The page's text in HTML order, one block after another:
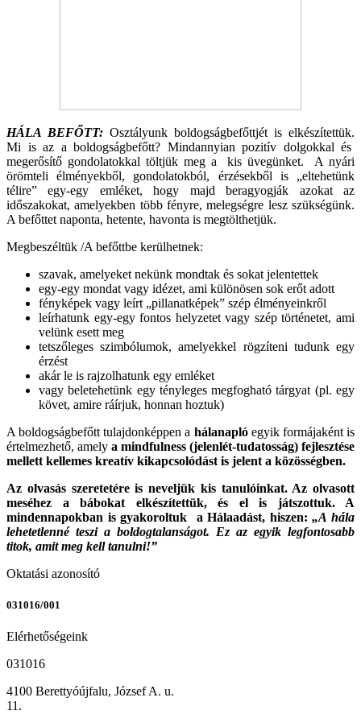
HÁLA BEFŐTT: Osztályunk boldogságbefőttjét is elkészítettük.
Mi is az a boldogságbefőtt? Mindannyian pozitív dolgokkal és
megerősítő gondolatokkal töltjük meg a kis üvegünket. A nyári
örömteli élményekből, gondolatokból, érzésekből is „eltehetünk
télire” egy-egy emléket, hogy majd beragyogják azokat az
időszakokat, amelyekben több fényre, melegségre lesz szükségünk.
A befőttet naponta, hetente, havonta is megtölthetjük.
Megbeszéltük /A befőttbe kerülhetnek:
szavak, amelyeket nekünk mondtak és sokat jelentettek
egy-egy mondat vagy idézet, ami különösen sok erőt adott
fényképek vagy leírt „pillanatképek” szép élményeinkről
leírhatunk egy-egy fontos helyzetet vagy szép történetet, ami
velünk esett meg
tetszőleges szimbólumok, amelyekkel rögzíteni tudunk egy
érzést
akár le is rajzolhatunk egy emléket
vagy beletehetünk egy tényleges megfogható tárgyat (pl. egy
követ, amire ráírjuk, honnan hoztuk)
A boldogságbefőtt tulajdonképpen a hálanapló egyik formájaként is
értelmezhető, amely a mindfulness (jelenlét-tudatosság) fejlesztése
mellett kellemes kreatív kikapcsolódást is jelent a közösségben.
Az olvasás szeretetére is neveljük kis tanulóinkat. Az olvasott
meséhez a bábokat elkészítettük, és el is játszottuk. A
mindennapokban is gyakoroltuk a Hálaadást, hiszen:„A hála
lehetetlenné teszi a boldogtalanságot. Ez az egyik legfontosabb
titok, amit meg kell tanulni!”
Oktatási azonosító
031016/001
Elérhetőségeink
031016
4100 Berettyóújfalu, József A. u.
11.